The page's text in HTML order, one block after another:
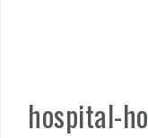
hospital-